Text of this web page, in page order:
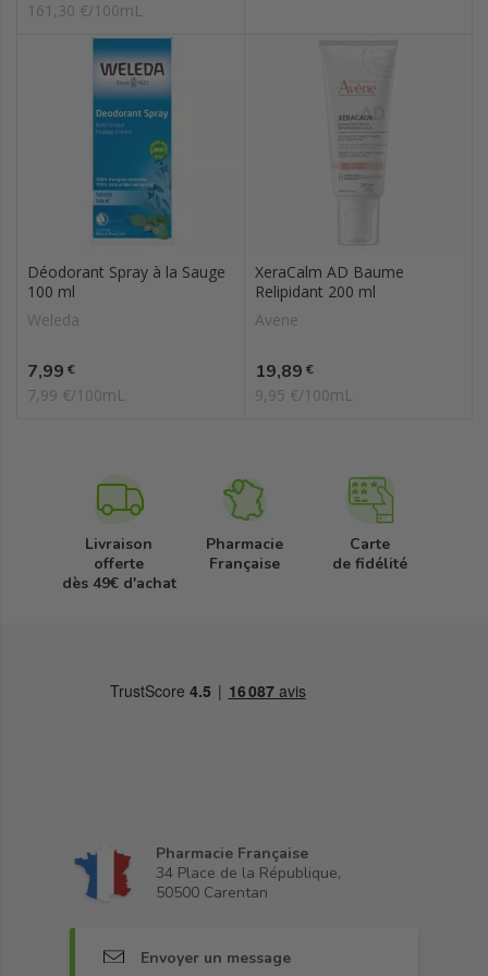
161,30 €/100mL
Déodorant Spray à la Sauge
100 ml
Weleda
Prix
7,99 €
7,99 €/100mL
XeraCalm AD Baume
Relipidant 200 ml
Avene
Prix
19,89 €
9,95 €/100mL
Livraison
offerte
dès 49€ d'achat
Pharmacie
Française
Carte
de fidélité
Pharmacie Française
34 Place de la République,
50500 Carentan
Envoyer un message